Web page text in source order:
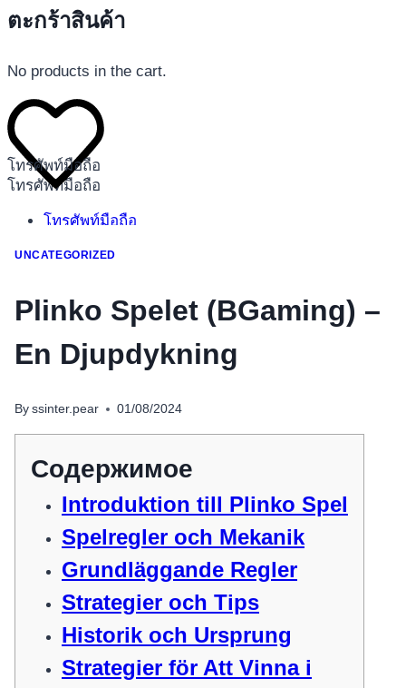
โทรศัพท์มือถือ
โทรศัพท์มือถือ
โทรศัพท์มือถือ
ตะกร้าสินค้า
No products in the cart.
UNCATEGORIZED
Plinko Spelet (BGaming) –
En Djupdykning
By ssinter.pear 01/08/2024
Содержимое
Introduktion till Plinko Spel
Spelregler och Mekanik
Grundläggande Regler
Strategier och Tips
Historik och Ursprung
Strategier för Att Vinna i